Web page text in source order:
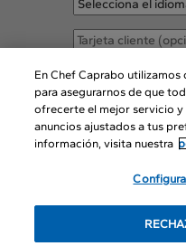
Acepto las
En Chef Caprabo
para asegurarnos de que
ofrecerte el mejor servicio
anuncios ajustados a tus
información, visita nuestra